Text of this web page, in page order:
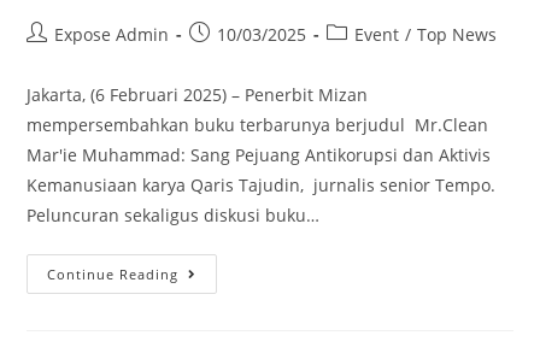
Expose Admin 10/03/2025 Event / Top News
Jakarta, (6 Februari 2025) – Penerbit Mizan
mempersembahkan buku terbarunya berjudul Mr.Clean
Mar'ie Muhammad: Sang Pejuang Antikorupsi dan Aktivis
Kemanusiaan karya Qaris Tajudin, jurnalis senior Tempo.
Peluncuran sekaligus diskusi buku…
Continue Reading